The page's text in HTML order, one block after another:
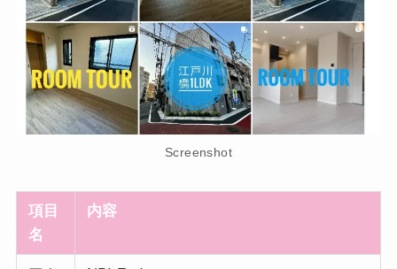
Screenshot
項目
名
内容